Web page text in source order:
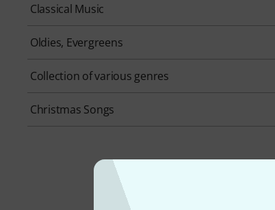
Classical Music
Oldies, Evergreens
Collection of various genres
Christmas Songs